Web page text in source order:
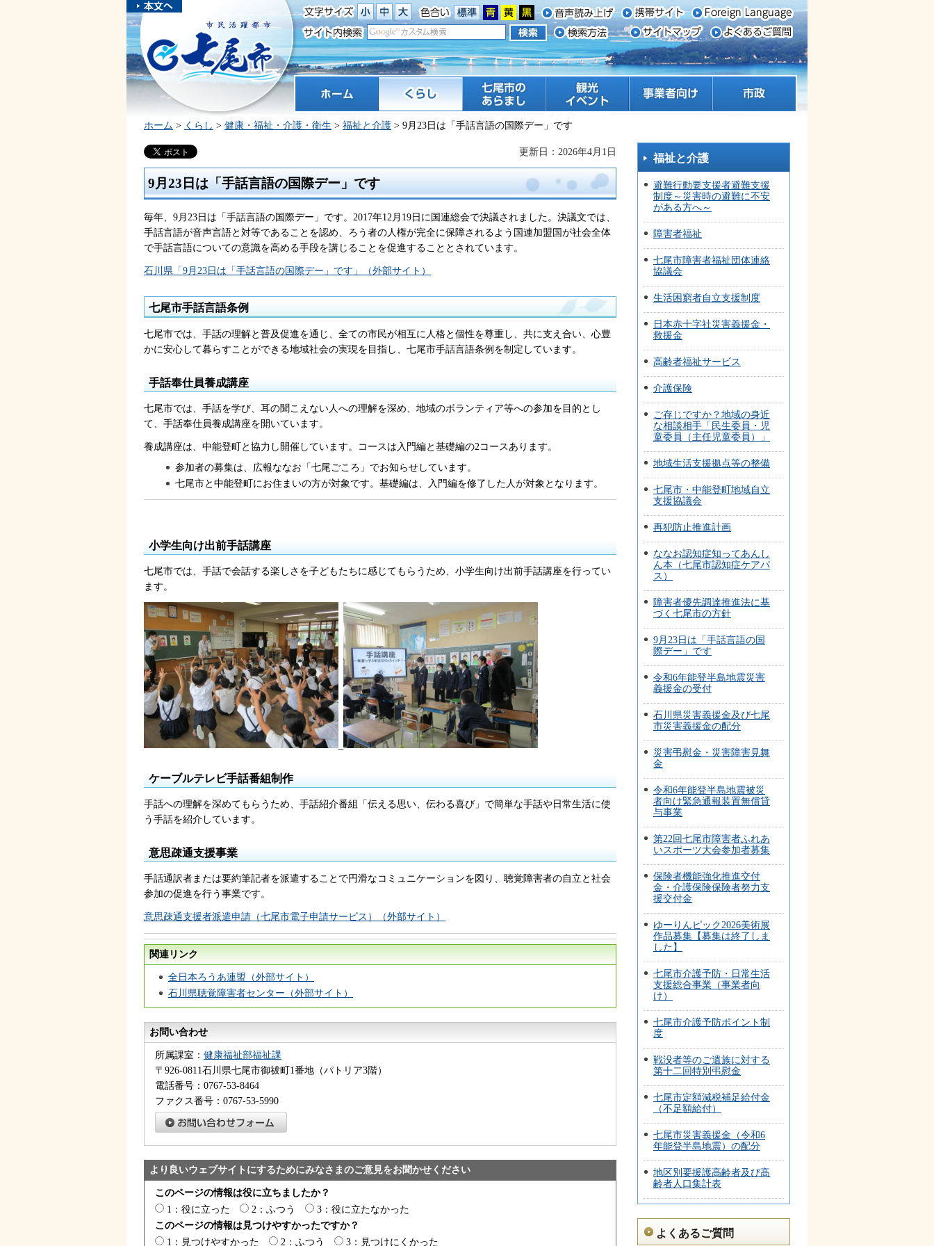
本文へスキ
ップしま
す。
市民活躍都市 七尾市
くらし 七尾市のあらまし 観光 イベント
ホーム > くらし > 健康・福祉・介護・衛生 > 福祉と介護 > 9月23日は「手話言語の国際デー」です
更新日：2026年4月1日
9月23日は「手話言語の国際デー」です
毎年、9月23日は「手話言語の国際デー」です。2017年12月19日に国連総会で決議されました。決議文では、
手話言語が音声言語と対等であることを認め、ろう者の人権が完全に保障されるよう国連加盟国が社会全体
で手話言語についての意識を高める手段を講じることを促進することとされています。
石川県「9月23日は「手話言語の国際デー」です」（外部サイト）
七尾市手話言語条例
七尾市では、手話の理解と普及促進を通じ、全ての市民が相互に人格と個性を尊重し、共に支え合い、心豊
かに安心して暮らすことができる地域社会の実現を目指し、七尾市手話言語条例を制定しています。
手話奉仕員養成講座
七尾市では、手話を学び、耳の聞こえない人への理解を深め、地域のボランティア等への参加を目的とし
て、手話奉仕員養成講座を開いています。
養成講座は、中能登町と協力し開催しています。コースは入門編と基礎編の2コースあります。
参加者の募集は、広報ななお「七尾ごころ」でお知らせしています。
七尾市と中能登町にお住まいの方が対象です。基礎編は、入門編を修了した人が対象となります。
小学生向け出前手話講座
七尾市では、手話で会話する楽しさを子どもたちに感じてもらうため、小学生向け出前手話講座を行ってい
ます。
ケーブルテレビ手話番組制作
手話への理解を深めてもらうため、手話紹介番組「伝える思い、伝わる喜び」で簡単な手話や日常生活に使
う手話を紹介しています。
意思疎通支援事業
手話通訳者または要約筆記者を派遣することで円滑なコミュニケーションを図り、聴覚障害者の自立と社会
参加の促進を行う事業です。
意思疎通支援者派遣申請（七尾市電子申請サービス）（外部サイト）
関連リンク
全日本ろうあ連盟（外部サイト）
石川県聴覚障害者センター（外部サイト）
お問い合わせ
所属課室： 健康福祉部福祉課
〒926-0811石川県七尾市御祓町1番地（パトリア3階）
電話番号：0767-53-8464
ファクス番号：0767-53-5990
より良いウェブサイトにするためにみなさまのご意見をお聞かせください
このページの情報は役に立ちましたか？
1：役に立った
2：ふつう
3：役に立たなかった
このページの情報は見つけやすかったですか？
1：見つけやすかった
2：ふつう 3：見つけにくかった
福祉と介護
避難行動要支援者避難支援
制度～災害時の避難に不安
がある方へ～
障害者福祉
七尾市障害者福祉団体連絡
協議会
生活困窮者自立支援制度
日本赤十字社災害義援金・
救援金
高齢者福祉サービス
介護保険
ご存じですか？地域の身近
な相談相手「民生委員・児
童委員（主任児童委員）」
地域生活支援拠点等の整備
七尾市・中能登町地域自立
支援協議会
再犯防止推進計画
ななお認知症知ってあんし
ん本（七尾市認知症ケアパ
ス）
障害者優先調達推進法に基
づく七尾市の方針
9月23日は「手話言語の国
際デー」です
令和6年能登半島地震災害
義援金の受付
石川県災害義援金及び七尾
市災害義援金の配分
災害弔慰金・災害障害見舞
金
令和6年能登半島地震被災
者向け緊急通報装置無償貸
与事業
第22回七尾市障害者ふれあ
いスポーツ大会参加者募集
保険者機能強化推進交付
金・介護保険保険者努力支
援交付金
ゆーりんピック2026美術展
作品募集【募集は終了しま
した】
七尾市介護予防・日常生活
支援総合事業（事業者向
け）
七尾市介護予防ポイント制
度
戦没者等のご遺族に対する
第十二回特別弔慰金
七尾市定額減税補足給付金
（不足額給付）
七尾市災害義援金（令和6
年能登半島地震）の配分
地区別要援護高齢者及び高
齢者人口集計表
よくあるご質問